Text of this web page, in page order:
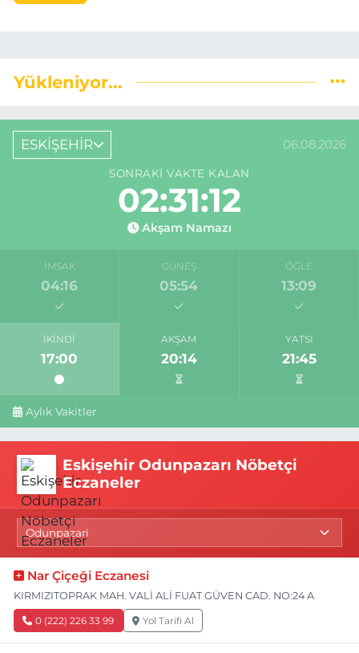
Yükleniyor...
ESKİŞEHİR 06.08.2026
SONRAKI VAKTE KALAN
02:31:11
Akşam Namazı
İMSAK
04:16
GÜNEŞ
05:54
ÖĞLE
13:09
İKINDI
17:00
AKŞAM
20:14
YATSI
21:45
Aylık Vakitler
Eskişehir Odunpazarı Nöbetçi
Eczaneler
Nar Çiçeği Eczanesi
KIRMIZITOPRAK MAH. VALİ ALİ FUAT GÜVEN CAD. NO:24 A
0 (222) 226 33 99 Yol Tarifi Al